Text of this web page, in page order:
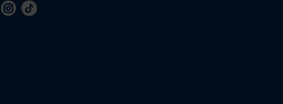
Instagram
Tiktok